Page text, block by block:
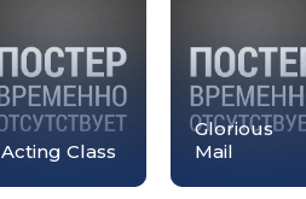
Acting Class
Glorious
Mail